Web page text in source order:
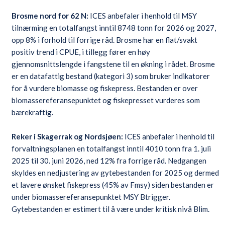
Brosme nord for 62 N: ICES anbefaler i henhold til MSY
tilnærming en totalfangst inntil 8748 tonn for 2026 og 2027,
opp 8% i forhold til forrige råd. Brosme har en flat/svakt
positiv trend i CPUE, i tillegg fører en høy
gjennomsnittslengde i fangstene til en økning i rådet. Brosme
er en datafattig bestand (kategori 3) som bruker indikatorer
for å vurdere biomasse og fiskepress. Bestanden er over
biomassereferansepunktet og fiskepresset vurderes som
bærekraftig.
Reker i Skagerrak og Nordsjøen: ICES anbefaler i henhold til
forvaltningsplanen en totalfangst inntil 4010 tonn fra 1. juli
2025 til 30. juni 2026, ned 12% fra forrige råd. Nedgangen
skyldes en nedjustering av gytebestanden for 2025 og dermed
et lavere ønsket fiskepress (45% av Fmsy) siden bestanden er
under biomassereferansepunktet MSY Btrigger.
Gytebestanden er estimert til å være under kritisk nivå Blim.